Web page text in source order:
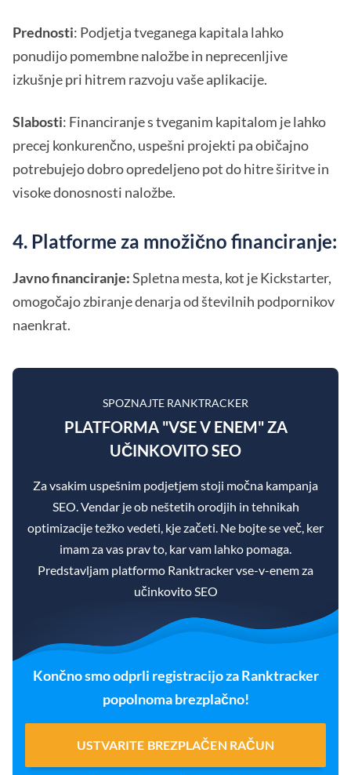
Prednosti: Podjetja tveganega kapitala lahko
ponudijo pomembne naložbe in neprecenljive
izkušnje pri hitrem razvoju vaše aplikacije.
Slabosti: Financiranje s tveganim kapitalom je lahko
precej konkurenčno, uspešni projekti pa običajno
potrebujejo dobro opredeljeno pot do hitre širitve in
visoke donosnosti naložbe.
4. Platforme za množično financiranje:
Javno financiranje:Spletna mesta, kot je Kickstarter,
omogočajo zbiranje denarja od številnih podpornikov
naenkrat.
SPOZNAJTE RANKTRACKER
PLATFORMA "VSE V ENEM" ZA
UČINKOVITO SEO
Za vsakim uspešnim podjetjem stoji močna kampanja
SEO. Vendar je ob neštetih orodjih in tehnikah
optimizacije težko vedeti, kje začeti. Ne bojte se več, ker
imam za vas prav to, kar vam lahko pomaga.
Predstavljam platformo Ranktracker vse-v-enem za
učinkovito SEO
Končno smo odprli registracijo za Ranktracker
popolnoma brezplačno!
USTVARITE BREZPLAČEN RAČUN